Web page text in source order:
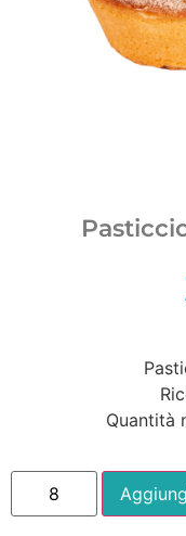
Quantità